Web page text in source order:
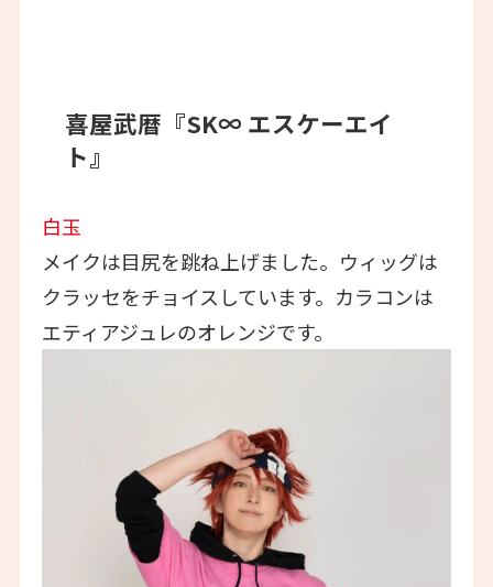
喜屋武暦『SK∞ エスケーエイ
ト』
白玉
メイクは目尻を跳ね上げました。ウィッグは
クラッセをチョイスしています。カラコンは
エティアジュレのオレンジです。